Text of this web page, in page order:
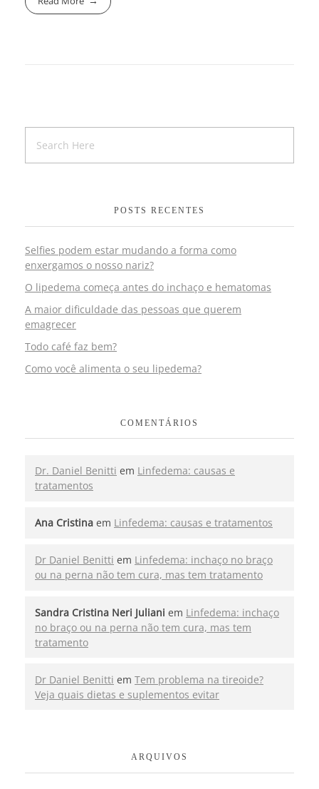
POSTS RECENTES
Selfies podem estar mudando a forma como
enxergamos o nosso nariz?
O lipedema começa antes do inchaço e hematomas
A maior dificuldade das pessoas que querem
emagrecer
Todo café faz bem?
Como você alimenta o seu lipedema?
COMENTÁRIOS
Dr. Daniel Benitti em Linfedema: causas e
tratamentos
Ana Cristina em Linfedema: causas e tratamentos
Dr Daniel Benitti em Linfedema: inchaço no braço
ou na perna não tem cura, mas tem tratamento
Sandra Cristina Neri Juliani em Linfedema: inchaço
no braço ou na perna não tem cura, mas tem
tratamento
Dr Daniel Benitti em Tem problema na tireoide?
Veja quais dietas e suplementos evitar
ARQUIVOS